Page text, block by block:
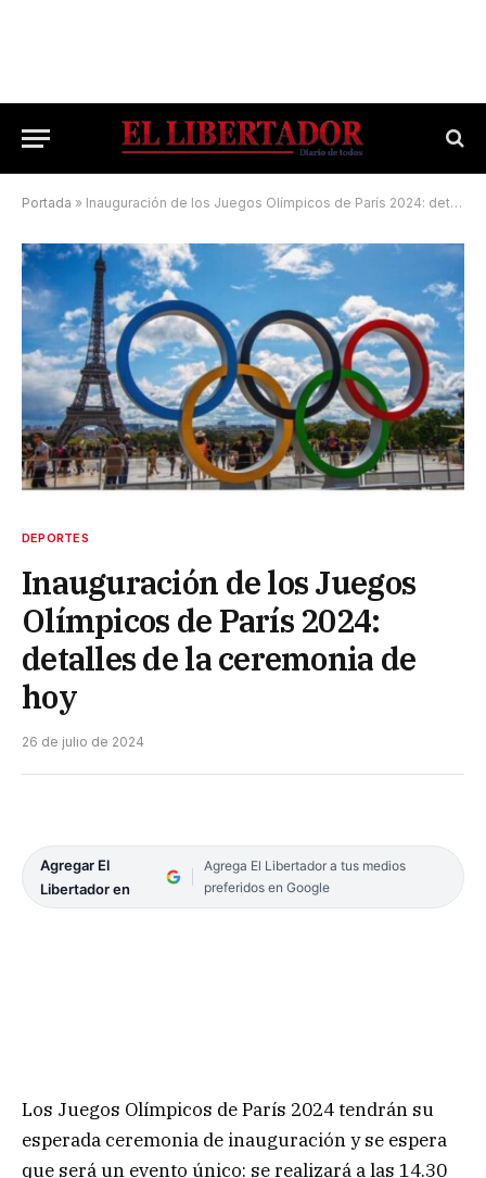
Portada » Inauguración de los Juegos Olímpicos de París 2024: detalles de la ceremonia de hoy
DEPORTES
Inauguración de los Juegos
Olímpicos de París 2024:
detalles de la ceremonia de
hoy
26 de julio de 2024
Agregar El
Libertador en
Agrega El Libertador a tus medios
preferidos en Google
Los Juegos Olímpicos de París 2024 tendrán su
esperada ceremonia de inauguración y se espera
que será un evento único: se realizará a las 14.30